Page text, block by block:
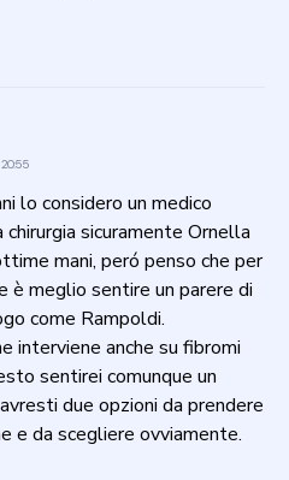
20:55
lo considero un medico
sicuramente Ornella
mani, peró penso che per
è meglio sentire un parere di
come Rampoldi.
interviene anche su fibromi
sentirei comunque un
due opzioni da prendere
e da scegliere ovviamente.